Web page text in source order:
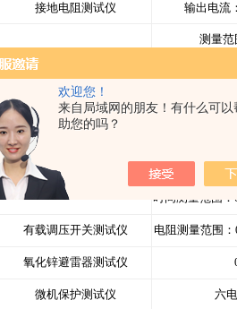
欢迎您！
来自局域网的朋友！有什么可以
助您的吗？
接地电阻测试仪 输出电流
测量范
自动或遥控换挡直流微安表
红外热像仪
准
时间测量范围：
有载调压开关测试仪 电阻测量范围
氧化锌避雷器测试仪
微机保护测试仪 六